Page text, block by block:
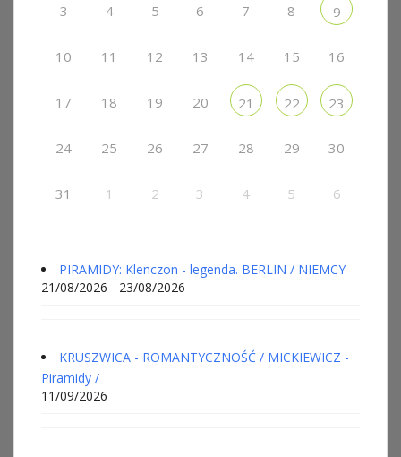
3 4 5 6 7 8 9
10 11 12 13 14 15 16
17 18 19 20 21 22 23
24 25 26 27 28 29 30
31 1 2 3 4 5 6
PIRAMIDY: Klenczon - legenda. BERLIN / NIEMCY
21/08/2026 - 23/08/2026
KRUSZWICA - ROMANTYCZNOŚĆ / MICKIEWICZ -
Piramidy /
11/09/2026